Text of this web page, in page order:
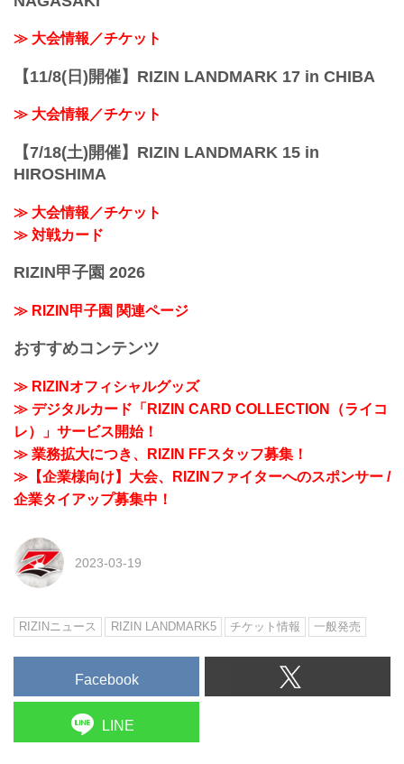
≫ 大会情報／チケット
【11/8(日)開催】RIZIN LANDMARK 17 in CHIBA
≫ 大会情報／チケット
【7/18(土)開催】RIZIN LANDMARK 15 in
HIROSHIMA
≫ 大会情報／チケット
≫ 対戦カード
RIZIN甲子園 2026
≫ RIZIN甲子園 関連ページ
おすすめコンテンツ
≫ RIZINオフィシャルグッズ
≫ デジタルカード「RIZIN CARD COLLECTION（ライコ
レ）」サービス開始！
≫ 業務拡大につき、RIZIN FFスタッフ募集！
≫【企業様向け】大会、RIZINファイターへのスポンサー /
企業タイアップ募集中！
2023-03-19
RIZINニュース RIZIN LANDMARK5 チケット情報 一般発売
Facebook
LINE